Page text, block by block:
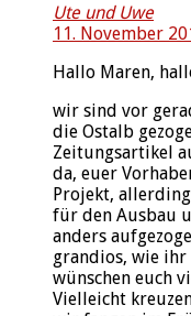
Ute und Uwe
11. November
Hallo Maren,
wir sind vor
die Ostalb
Zeitungsartikel
da, euer
Projekt,
für den Ausbau
anders
grandios, wie
wünschen euch
Vielleicht